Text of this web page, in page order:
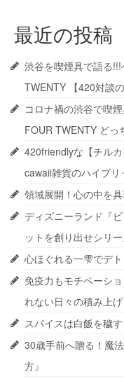
最近の投稿
渋谷を喫煙具で語る
TWENTY 【420対談の
コロナ禍の渋谷で喫
FOUR TWENTY どっ
420friendlyな【チル
cawaii雑貨のハイブリ
領域展開！心の中を
ディズニーランド『
ットを創り出せシリ
心ほぐれる一雫でデ
免疫力もモチベーシ
れない日々の積み上げ
スパイスは白飯を穢す
30歳手前へ贈る！魔
方』